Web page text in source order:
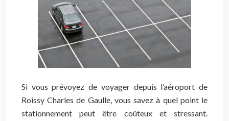
Si vous prévoyez de voyager depuis l’aéroport de
Roissy Charles de Gaulle, vous savez à quel point le
stationnement peut être coûteux et stressant.